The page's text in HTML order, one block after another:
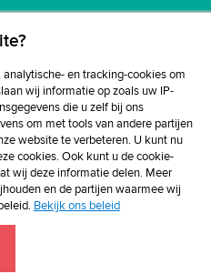
en tracking-cookies om
wij informatie op zoals uw IP-
die u zelf bij ons
om met tools van andere partijen
website te verbeteren. U kunt nu
cookies. Ook kunt u de cookie-
wij deze informatie delen. Meer
en de partijen waarmee wij
Bekijk ons beleid